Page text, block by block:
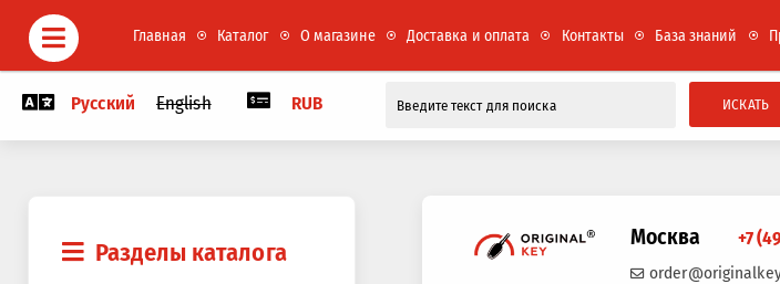
Главная Каталог О магазине Доставка и оплата Контакты База знаний
Русский English RUB ИСКАТЬ
Разделы каталога
Москва +7